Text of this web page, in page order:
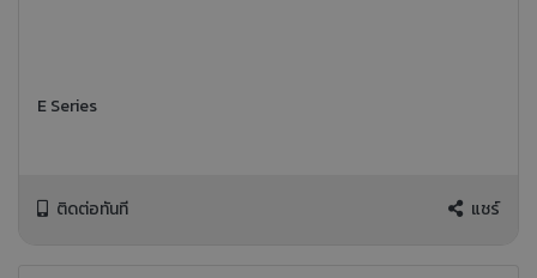
E Series
ติดต่อทันที แชร์